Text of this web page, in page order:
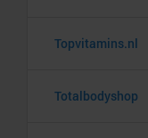
Topvitamins.nl
Totalbodyshop